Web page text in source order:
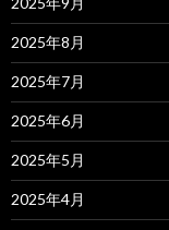
2025年8月
2025年7月
2025年6月
2025年5月
2025年4月